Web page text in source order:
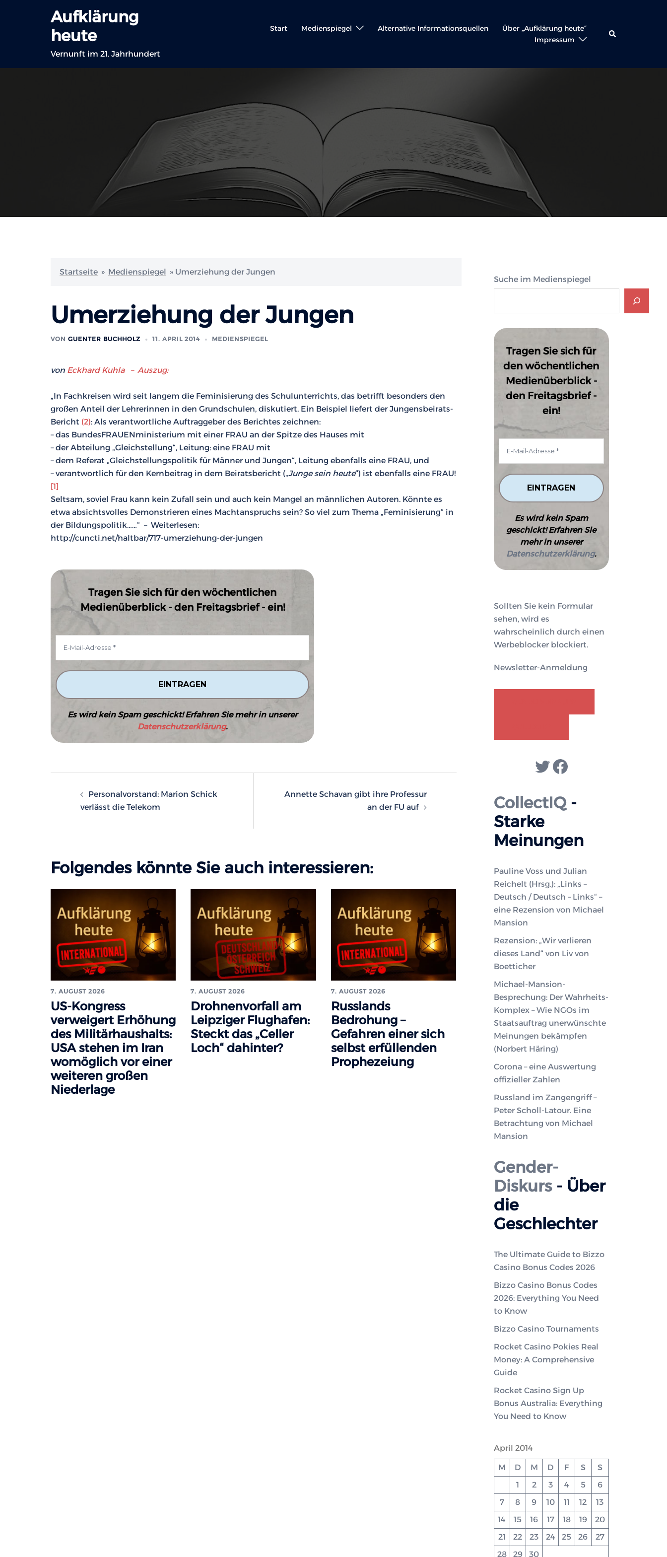
Aufklärung
heute
Vernunft im 21. Jahrhundert
Start Medienspiegel Alternative Informationsquellen
Über „Aufklärung heute“
Impressum
Suche
Startseite » Medienspiegel » Umerziehung der Jungen
Umerziehung der Jungen
VON GUENTER BUCHHOLZ 11. APRIL 2014 MEDIENSPIEGEL
von Eckhard Kuhla – Auszug:
„In Fachkreisen wird seit langem die Feminisierung des Schulunterrichts, das betrifft besonders den
großen Anteil der Lehrerinnen in den Grundschulen, diskutiert. Ein Beispiel liefert der Jungensbeirats-
Bericht (2): Als verantwortliche Auftraggeber des Berichtes zeichnen:
– das BundesFRAUENministerium mit einer FRAU an der Spitze des Hauses mit
– der Abteilung „Gleichstellung“, Leitung: eine FRAU mit
– dem Referat „Gleichstellungspolitik für Männer und Jungen“, Leitung ebenfalls eine FRAU, und
– verantwortlich für den Kernbeitrag in dem Beiratsbericht („Junge sein heute“) ist ebenfalls eine FRAU!
[1]
Seltsam, soviel Frau kann kein Zufall sein und auch kein Mangel an männlichen Autoren. Könnte es
etwa absichtsvolles Demonstrieren eines Machtanspruchs sein? So viel zum Thema „Feminisierung“ in
der Bildungspolitik……“ – Weiterlesen:
http://cuncti.net/haltbar/717-umerziehung-der-jungen
Tragen Sie sich für den wöchentlichen
Medienüberblick - den Freitagsbrief - ein!
Es wird kein Spam geschickt! Erfahren Sie mehr in unserer
Datenschutzerklärung.
Personalvorstand: Marion Schick
verlässt die Telekom
Annette Schavan gibt ihre Professur
an der FU auf
Folgendes könnte Sie auch interessieren:
7. AUGUST 2026
US-Kongress
verweigert Erhöhung
des Militärhaushalts:
USA stehen im Iran
womöglich vor einer
weiteren großen
Niederlage
7. AUGUST 2026
Drohnenvorfall am
Leipziger Flughafen:
Steckt das „Celler
Loch“ dahinter?
7. AUGUST 2026
Russlands
Bedrohung –
Gefahren einer sich
selbst erfüllenden
Prophezeiung
Suche im Medienspiegel
Tragen Sie sich für
den wöchentlichen
Medienüberblick -
den Freitagsbrief -
ein!
Es wird kein Spam
geschickt! Erfahren Sie
mehr in unserer
Datenschutzerklärung.
Sollten Sie kein Formular
sehen, wird es
wahrscheinlich durch einen
Werbeblocker blockiert.
Newsletter-Anmeldung
Twitter
Facebook
CollectIQ-
Starke
Meinungen
Pauline Voss und Julian
Reichelt (Hrsg.): „Links –
Deutsch / Deutsch – Links“ –
eine Rezension von Michael
Mansion
Rezension: „Wir verlieren
dieses Land“ von Liv von
Boetticher
Michael-Mansion-
Besprechung: Der Wahrheits-
Komplex – Wie NGOs im
Staatsauftrag unerwünschte
Meinungen bekämpfen
(Norbert Häring)
Corona – eine Auswertung
offizieller Zahlen
Russland im Zangengriff –
Peter Scholl-Latour. Eine
Betrachtung von Michael
Mansion
Gender-
Diskurs- Über
die
Geschlechter
The Ultimate Guide to Bizzo
Casino Bonus Codes 2026
Bizzo Casino Bonus Codes
2026: Everything You Need
to Know
Bizzo Casino Tournaments
Rocket Casino Pokies Real
Money: A Comprehensive
Guide
Rocket Casino Sign Up
Bonus Australia: Everything
You Need to Know
April 2014
M D M D F S
S
1
2 3 4 5
6
7
8 9 10 11 12
13
14
15 16 17 18 19
20
21
22 23 24 25 26
27
28
29 30